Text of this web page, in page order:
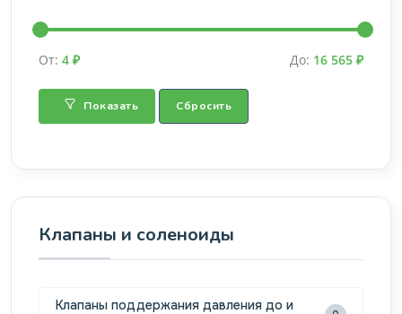
От: 4 ₽ До: 16 565 ₽
Показать Сбросить
Клапаны и соленоиды
Клапаны поддержания давления до и